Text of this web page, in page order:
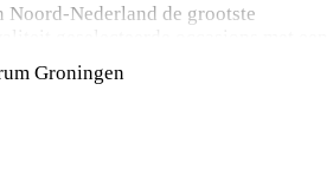
Nederland de grootste
geselecteerde occasions met een
waarvan de historie altijd
kunt u een keuze maken uit
pakketten variërend van basis
Groningen